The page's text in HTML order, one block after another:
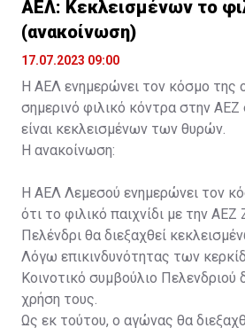
ΑΕΛ: Κεκλεισμένων το
(ανακοίνωση)
17.07.2023 09:00
Η ΑΕΛ ενημερώνει τον κόσμο της
σημερινό φιλικό κόντρα στην
είναι κεκλεισμένων των θυρών.
Η ανακοίνωση:
Η ΑΕΛ Λεμεσού ενημερώνει τον
ότι το φιλικό παιχνίδι με την
Πελένδρι θα διεξαχθεί
Λόγω επικινδυνότητας των
Κοινοτικό συμβούλιο Πελενδριού
χρήση τους.
Ως εκ τούτου, ο αγώνας θα